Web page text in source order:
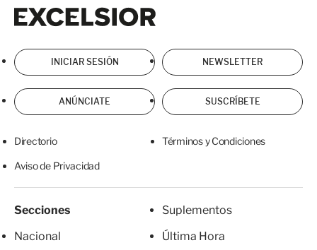
INICIAR SESIÓN NEWSLETTER
ANÚNCIATE SUSCRÍBETE
Directorio Términos y Condiciones
Aviso de Privacidad
Secciones
Nacional
Suplementos
Última Hora